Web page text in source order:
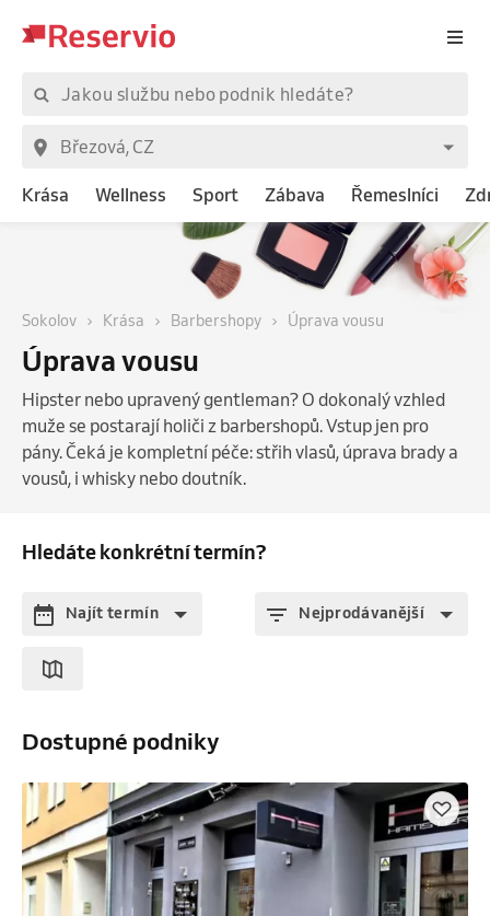
Krása Wellness Sport Zábava Řemeslníci
Sokolov Krása Barbershopy Úprava vousu
Úprava vousu
Hipster nebo upravený gentleman? O dokonalý vzhled
muže se postarají holiči z barbershopů. Vstup jen pro
pány. Čeká je kompletní péče: střih vlasů, úprava brady a
vousů, i whisky nebo doutník.
Hledáte konkrétní termín?
Najít termín Nejprodávanější
Dostupné podniky